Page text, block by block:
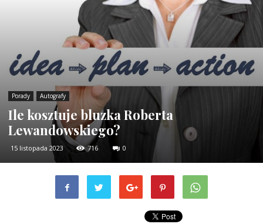
Porady Autografy
Ile kosztuje bluzka Roberta
Lewandowskiego?
15 listopada 2023 716 0